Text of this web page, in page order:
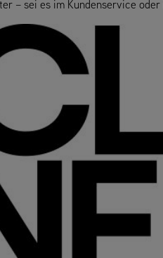
– sei es im Kundenservice